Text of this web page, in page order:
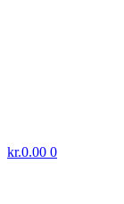
kr.0.00 0